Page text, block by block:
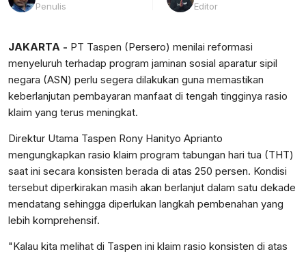
Penulis
Editor
JAKARTA - PT Taspen (Persero) menilai reformasi
menyeluruh terhadap program jaminan sosial aparatur sipil
negara (ASN) perlu segera dilakukan guna memastikan
keberlanjutan pembayaran manfaat di tengah tingginya rasio
klaim yang terus meningkat.
Direktur Utama Taspen Rony Hanityo Aprianto
mengungkapkan rasio klaim program tabungan hari tua (THT)
saat ini secara konsisten berada di atas 250 persen. Kondisi
tersebut diperkirakan masih akan berlanjut dalam satu dekade
mendatang sehingga diperlukan langkah pembenahan yang
lebih komprehensif.
"Kalau kita melihat di Taspen ini klaim rasio konsisten di atas